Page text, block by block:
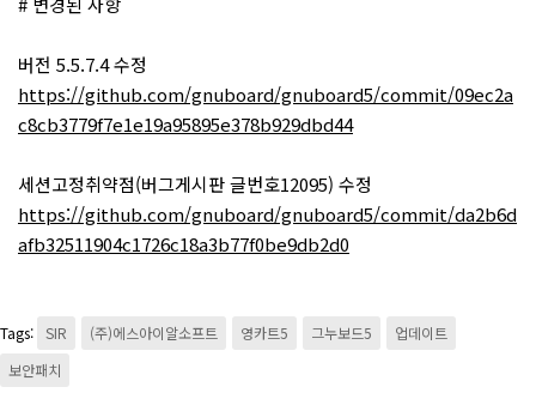
버전 5.5.7.4 수정
https://github.com/gnuboard/gnuboard5/commit/09ec2a
c8cb3779f7e1e19a95895e378b929dbd44
세션고정취약점(버그게시판 글번호12095) 수정
https://github.com/gnuboard/gnuboard5/commit/da2b6d
afb32511904c1726c18a3b77f0be9db2d0
Tags: SIR (주)에스아이알소프트 영카트5 그누보드5
업데이트
보안패치